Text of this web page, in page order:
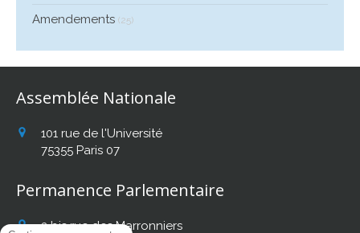
Amendements (25)
Assemblée Nationale
101 rue de l'Université
75355 Paris 07
Permanence Parlementaire
2 bis rue des Marronniers